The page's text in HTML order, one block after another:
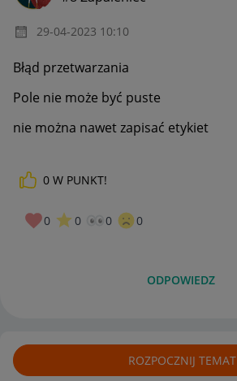
‎29-04-2023 10:10
Błąd przetwarzania
Pole nie może być puste
nie można nawet zapisać etykiet
0 W PUNKT!
0 0 0 0
ODPOWIEDZ
ROZPOCZNIJ TEMAT